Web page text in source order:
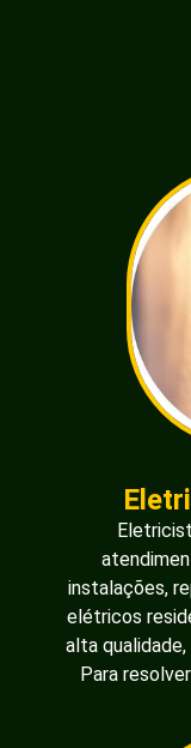
instalações,
elétricos
alta
Para